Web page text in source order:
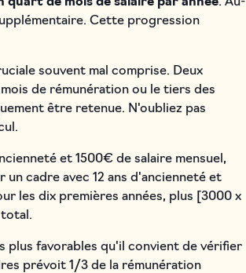
Cette progression
souvent mal comprise. Deux
de rémunération ou le tiers des
être retenue. N'oubliez pas
et 1500€ de salaire mensuel,
un cadre avec 12 ans d'ancienneté et
les dix premières années, plus [3000 x
total.
plus favorables qu'il convient de vérifier
prévoit 1/3 de la rémunération